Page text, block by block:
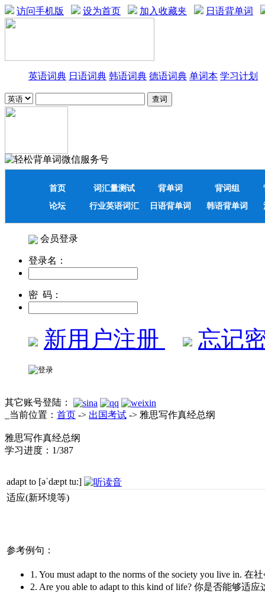
访问手机版 设为首页 加入收藏夹 日语背单词
英语词典 日语词典 韩语词典 德语词典 单词本 学习计划
首页 词汇量测试 背单词 背词组
论坛
行业英语词汇 日语背单词 韩语背单词
会员登录
登录名：
密 码：
新用户注册 忘记
其它账号登陆：
_当前位置： 首页 -> 出国考试 -> 雅思写作真经总纲
雅思写作真经总纲
学习进度： 1/387
adapt to [əˈdæpt tu:]
适应(新环境等)
参考例句：
1. You must adapt to the norms of the society you live in.
2. Are you able to adapt to this kind of life? 你是否能够适